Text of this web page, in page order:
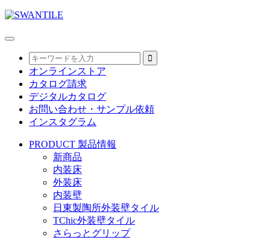
オンラインストア
カタログ請求
デジタルカタログ
お問い合わせ・サンプル依頼
インスタグラム
PRODUCT 製品情報
新商品
内装床
外装床
内装壁
日東製陶所外装壁タイル
TChic外装壁タイル
さらっとグリップ